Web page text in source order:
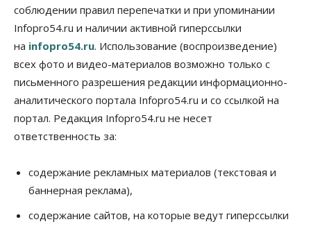
Работодатели Новосибирска заявили в центры
занятости почти 32 тысячи вакансий
09 Августа 2026, 09:00
Общество
Спрос на машино-места в
Новосибирской области вырос в полтора раза
К современному юридическому образованию в
России возникает много вопросов
08 Августа 2026, 17:00
соблюдении правил перепечатки и при упоминании
Infopro54.ru и наличии активной гиперссылки
на infopro54.ru. Использование (воспроизведение)
всех фото и видео-материалов возможно только с
письменного разрешения редакции информационно-
аналитического портала Infopro54.ru и со ссылкой на
портал. Редакция Infopro54.ru не несет
ответственность за:
содержание рекламных материалов (текстовая и
баннерная реклама),
содержание сайтов, на которые ведут гиперссылки